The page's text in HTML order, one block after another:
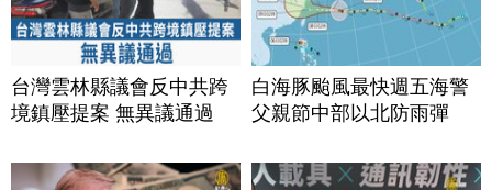
台灣雲林縣議會反中共跨
境鎮壓提案 無異議通過
白海豚颱風最快週五海警
父親節中部以北防雨彈